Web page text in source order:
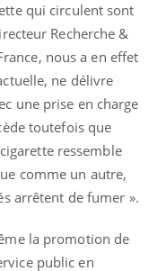
qui circulent sont
Recherche &
nous a en effet
ne délivre
une prise en charge
toutefois que
ressemble
comme un autre,
arrêtent de fumer ».
la promotion de
public en